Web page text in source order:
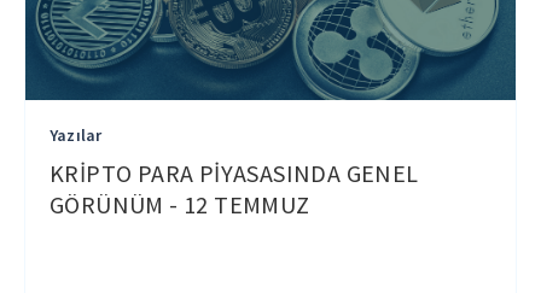
Yazılar
KRİPTO PARA PİYASASINDA GENEL
GÖRÜNÜM - 12 TEMMUZ